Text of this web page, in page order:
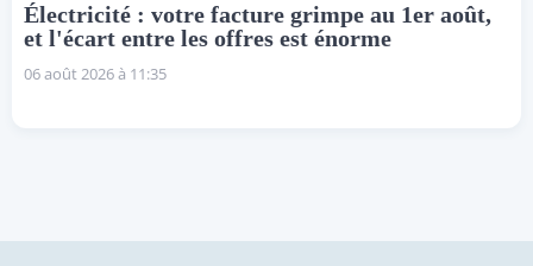
Électricité : votre facture grimpe au 1er août,
et l'écart entre les offres est énorme
06 août 2026 à 11:35